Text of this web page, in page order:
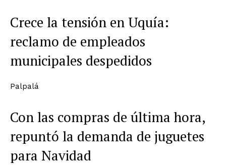
Crece la tensión en Uquía:
reclamo de empleados
municipales despedidos
Palpalá
Con las compras de última hora,
repuntó la demanda de juguetes
para Navidad